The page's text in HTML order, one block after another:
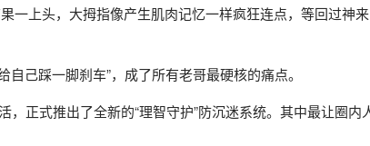
一上头，大拇指像产生肌肉记忆一样疯狂连点，等回过神
己踩一脚刹车”，成了所有老哥最硬核的痛点。
正式推出了全新的“理智守护”防沉迷系统。其中最让圈内